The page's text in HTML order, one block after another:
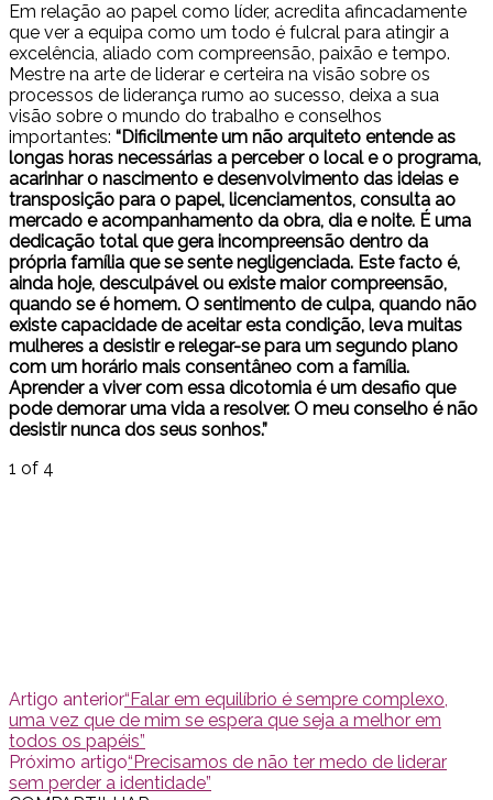
Em relação ao papel como líder, acredita afincadamente
que ver a equipa como um todo é fulcral para atingir a
excelência, aliado com compreensão, paixão e tempo.
Mestre na arte de liderar e certeira na visão sobre os
processos de liderança rumo ao sucesso, deixa a sua
visão sobre o mundo do trabalho e conselhos
importantes: “Dificilmente um não arquiteto entende as
longas horas necessárias a perceber o local e o programa,
acarinhar o nascimento e desenvolvimento das ideias e
transposição para o papel, licenciamentos, consulta ao
mercado e acompanhamento da obra, dia e noite. É uma
dedicação total que gera incompreensão dentro da
própria família que se sente negligenciada. Este facto é,
ainda hoje, desculpável ou existe maior compreensão,
quando se é homem. O sentimento de culpa, quando não
existe capacidade de aceitar esta condição, leva muitas
mulheres a desistir e relegar-se para um segundo plano
com um horário mais consentâneo com a família.
Aprender a viver com essa dicotomia é um desafio que
pode demorar uma vida a resolver. O meu conselho é não
desistir nunca dos seus sonhos.”
1 of 4
Artigo anterior“Falar em equilíbrio é sempre complexo,
uma vez que de mim se espera que seja a melhor em
todos os papéis”
Próximo artigo“Precisamos de não ter medo de liderar
sem perder a identidade”